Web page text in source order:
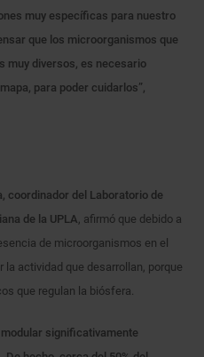
muy específicas para nuestro
que los microorganismos que
muy diversos, es necesario
para poder cuidarlos”,
coordinador del Laboratorio de
de la UPLA , afirmó que debido a
de microorganismos en el
actividad que desarrollan, porque
que regulan la biósfera.
significativamente